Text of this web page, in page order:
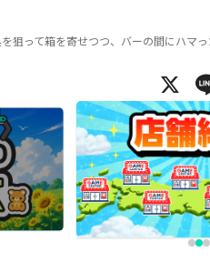
狙って箱を寄せつつ、バーの間にハマ
X